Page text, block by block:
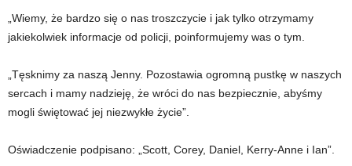
„Wiemy, że bardzo się o nas troszczycie i jak tylko otrzymamy
jakiekolwiek informacje od policji, poinformujemy was o tym.
„Tęsknimy za naszą Jenny. Pozostawia ogromną pustkę w naszych
sercach i mamy nadzieję, że wróci do nas bezpiecznie, abyśmy
mogli świętować jej niezwykłe życie”.
Oświadczenie podpisano: „Scott, Corey, Daniel, Kerry-Anne i Ian”.